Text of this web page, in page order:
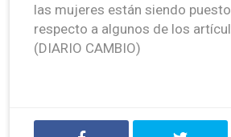
las mujeres están siendo
respecto a algunos de los
(DIARIO CAMBIO)